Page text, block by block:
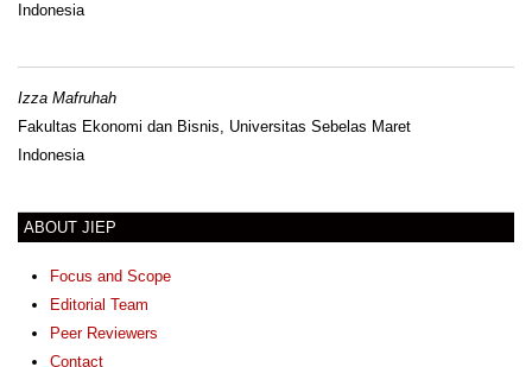
Indonesia
Izza Mafruhah
Fakultas Ekonomi dan Bisnis, Universitas Sebelas Maret
Indonesia
ABOUT JIEP
Focus and Scope
Editorial Team
Peer Reviewers
Contact